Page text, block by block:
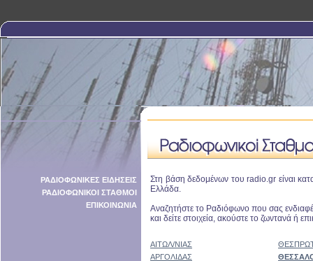
ΡΑΔΙΟΦΩΝΙΚΕΣ ΕΙΔΗΣΕΙΣ
ΡΑΔΙΟΦΩΝΙΚΟΙ ΣΤΑΘΜΟΙ
ΕΠΙΚΟΙΝΩΝΙΑ
Στη βάση δεδομένων του radio.gr είναι
Ελλάδα.
Αναζητήστε το Ραδιόφωνο που σας
και δείτε στοιχεία, ακούστε το ζωντανά ή
ΑΙΤΩΛ/ΝΙΑΣ
ΑΡΓΟΛΙΔΑΣ